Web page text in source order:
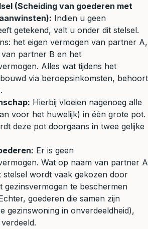
(Scheiding van goederen met
Indien u geen
getekend, valt u onder dit stelsel.
het eigen vermogen van partner A,
partner B en het
Alles wat tijdens het
via beroepsinkomsten, behoort
Hierbij vloeien nagenoeg alle
voor het huwelijk) in één grote pot.
deze pot doorgaans in twee gelijke
Er is geen
Wat op naam van partner A
stelsel wordt vaak gekozen door
gezinsvermogen te beschermen
goederen die samen zijn
gezinswoning in onverdeeldheid),